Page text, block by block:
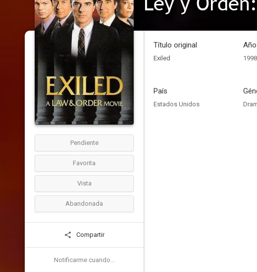
Pendiente
Favorita
Vista
Abandonada
Compartir
Notificarme cuando...
Título original
Exiled
Año
1998
País
Estados Unidos